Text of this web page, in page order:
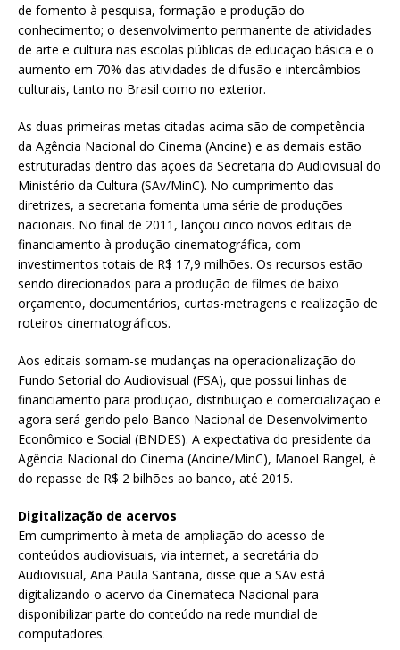
de fomento à pesquisa, formação e produção do
conhecimento; o desenvolvimento permanente de atividades
de arte e cultura nas escolas públicas de educação básica e o
aumento em 70% das atividades de difusão e intercâmbios
culturais, tanto no Brasil como no exterior.
As duas primeiras metas citadas acima são de competência
da Agência Nacional do Cinema (Ancine) e as demais estão
estruturadas dentro das ações da Secretaria do Audiovisual do
Ministério da Cultura (SAv/MinC). No cumprimento das
diretrizes, a secretaria fomenta uma série de produções
nacionais. No final de 2011, lançou cinco novos editais de
financiamento à produção cinematográfica, com
investimentos totais de R$ 17,9 milhões. Os recursos estão
sendo direcionados para a produção de filmes de baixo
orçamento, documentários, curtas-metragens e realização de
roteiros cinematográficos.
Aos editais somam-se mudanças na operacionalização do
Fundo Setorial do Audiovisual (FSA), que possui linhas de
financiamento para produção, distribuição e comercialização e
agora será gerido pelo Banco Nacional de Desenvolvimento
Econômico e Social (BNDES). A expectativa do presidente da
Agência Nacional do Cinema (Ancine/MinC), Manoel Rangel, é
do repasse de R$ 2 bilhões ao banco, até 2015.
Digitalização de acervos
Em cumprimento à meta de ampliação do acesso de
conteúdos audiovisuais, via internet, a secretária do
Audiovisual, Ana Paula Santana, disse que a SAv está
digitalizando o acervo da Cinemateca Nacional para
disponibilizar parte do conteúdo na rede mundial de
computadores.